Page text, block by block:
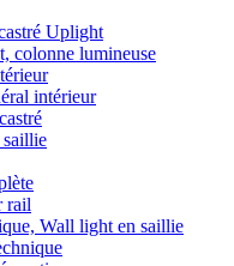
Uplight
colonne lumineuse
intérieur
rail
Wall light en saillie